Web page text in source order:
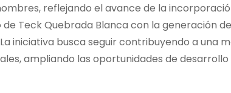
reflejando el avance de la
Teck Quebrada Blanca con la generación de
iniciativa busca seguir contribuyendo a una
ampliando las oportunidades de desarrollo